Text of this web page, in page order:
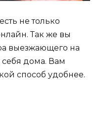
не только
Так же вы
выезжающего на
дома. Вам
способ удобнее.